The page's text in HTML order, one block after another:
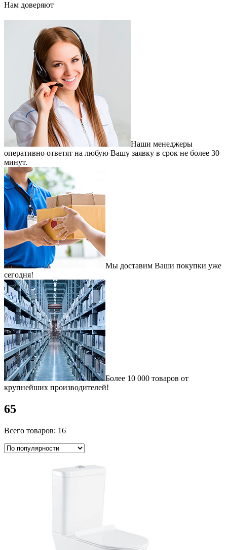
Нам доверяют
Наши менеджеры
оперативно ответят на любую Вашу заявку в срок не более 30
минут.
Мы доставим Ваши покупки уже
сегодня!
Более 10 000 товаров от
крупнейших производителей!
65
Всего товаров: 16